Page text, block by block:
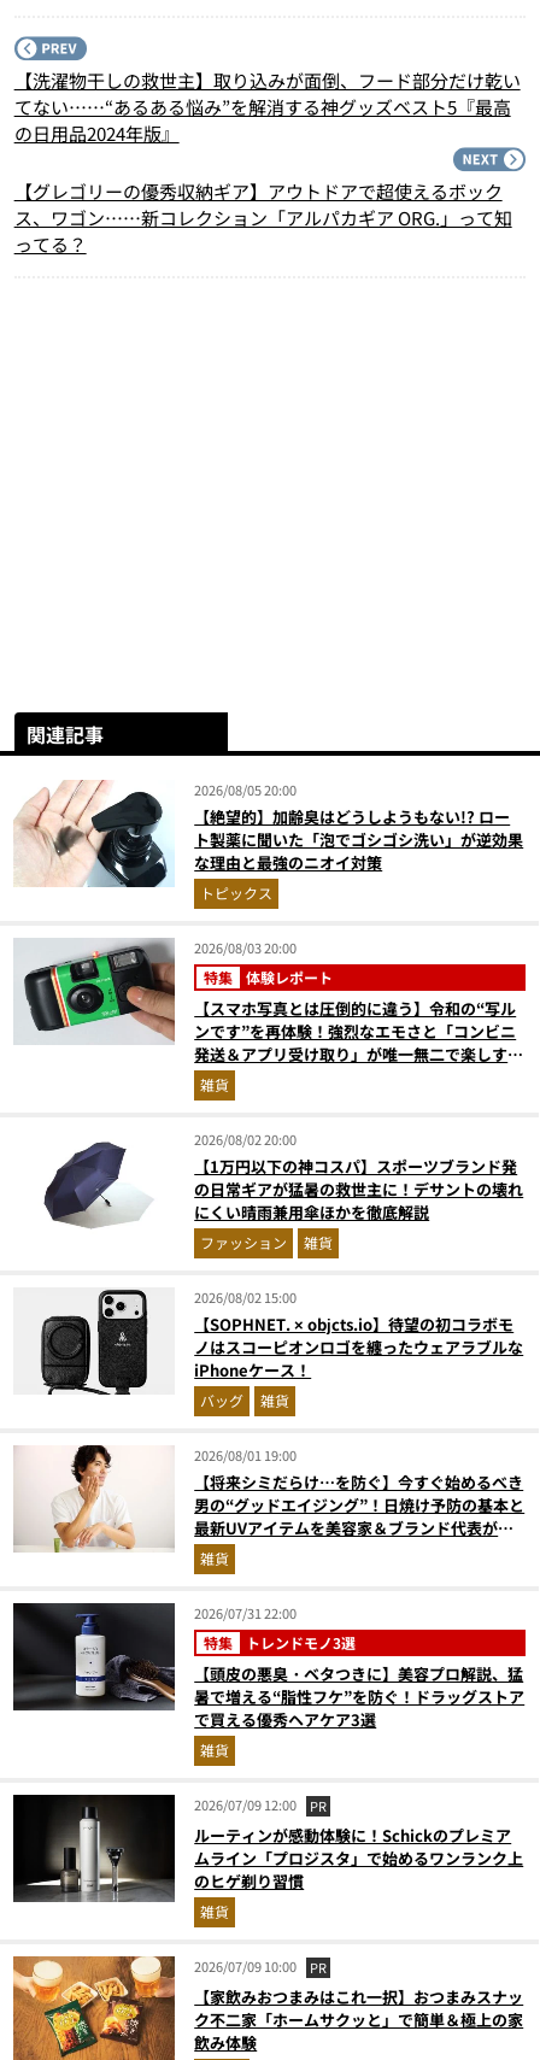
【洗濯物干しの救世主】取り込みが面倒、フード部分だけ乾い
てない……“あるある悩み”を解消する神グッズベスト5『最高
の日用品2024年版』
【グレゴリーの優秀収納ギア】アウトドアで超使えるボック
ス、ワゴン……新コレクション「アルパカギア ORG.」って知
ってる？
関連記事
2026/08/05 20:00
【絶望的】加齢臭はどうしようもない!? ロー
ト製薬に聞いた「泡でゴシゴシ洗い」が逆効果
な理由と最強のニオイ対策
トピックス
2026/08/03 20:00
特集 体験レポート
【スマホ写真とは圧倒的に違う】令和の“写ル
ンです”を再体験！強烈なエモさと「コンビニ
発送＆アプリ受け取り」が唯一無二で楽しすぎ
た雑貨
2026/08/02 20:00
【1万円以下の神コスパ】スポーツブランド発
の日常ギアが猛暑の救世主に！デサントの壊れ
にくい晴雨兼用傘ほかを徹底解説
ファッション 雑貨
2026/08/02 15:00
【SOPHNET. × objcts.io】待望の初コラボモ
ノはスコーピオンロゴを纏ったウェアラブルな
iPhoneケース！
バッグ 雑貨
2026/08/01 19:00
【将来シミだらけ…を防ぐ】今すぐ始めるべき
男の“グッドエイジング”！日焼け予防の基本と
最新UVアイテムを美容家＆ブランド代表がプ
ロ目線で指南／大人の価値向上研究所
雑貨
2026/07/31 22:00
特集 トレンドモノ3選
【頭皮の悪臭・ベタつきに】美容プロ解説、猛
暑で増える“脂性フケ”を防ぐ！ドラッグストア
で買える優秀ヘアケア3選
雑貨
2026/07/09 12:00 PR
ルーティンが感動体験に！Schickのプレミア
ムライン「プロジスタ」で始めるワンランク上
のヒゲ剃り習慣
雑貨
2026/07/09 10:00 PR
【家飲みおつまみはこれ一択】おつまみスナッ
ク不二家「ホームサクッと」で簡単＆極上の家
飲み体験